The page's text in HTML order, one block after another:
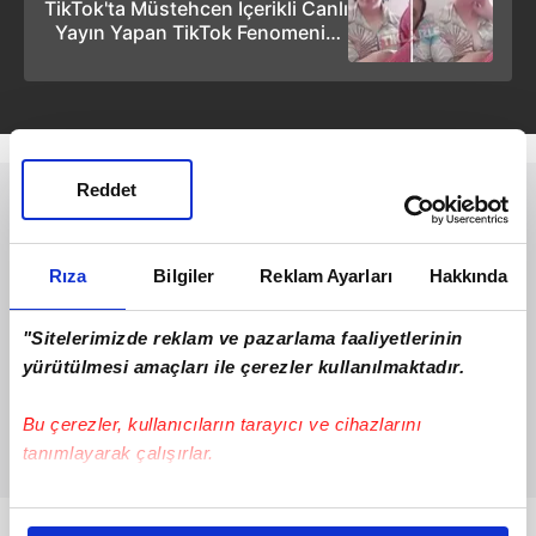
Rıza Bilgiler Reklam Ayarları Hakkında
"Sitelerimizde reklam ve pazarlama faaliyetlerinin
yürütülmesi amaçları ile çerezler kullanılmaktadır.
Bu çerezler, kullanıcıların tarayıcı ve cihazlarını
tanımlayarak çalışırlar.
Bu çerezlere izin vermeniz halinde sizlere özel
Reddet
TikTok'ta Müstehcen İçerikli Canlı
Yayın Yapan TikTok Fenomenine
Dekolteli ''Laz Kızı'' Gözaltında!